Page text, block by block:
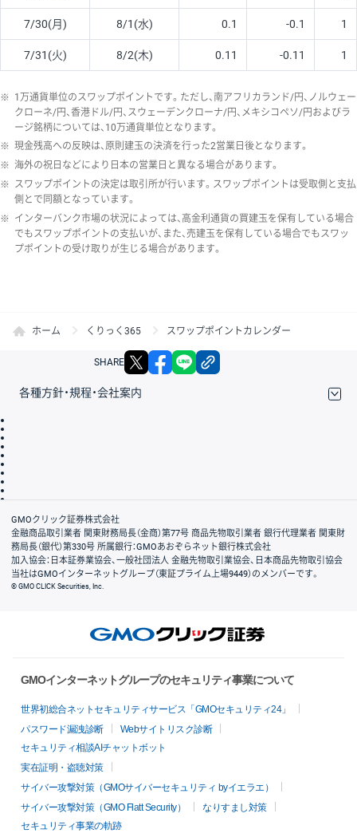
7/30(月) 8/1(水) 0.1 -0.1 1
7/31(火) 8/2(木) 0.11 -0.11 1
※ 1万通貨単位のスワップポイントです。ただし、南アフリカランド/円、ノルウェー
クローネ/円、香港ドル/円、スウェーデンクローナ/円、メキシコペソ/円およびラ
ージ銘柄については、10万通貨単位となります。
※ 現金残高への反映は、原則建玉の決済を行った2営業日後となります。
※ 海外の祝日などにより日本の営業日と異なる場合があります。
※ スワップポイントの決定は取引所が行います。スワップポイントは受取側と支払
側とで同額となっています。
※ インターバンク市場の状況によっては、高金利通貨の買建玉を保有している場合
でもスワップポイントの支払いが、また、売建玉を保有している場合でもスワッ
プポイントの受け取りが生じる場合があります。
ホーム くりっく365 スワップポイントカレンダー
SHARE X facebook
各種方針・規程・会社案内
会社案内
GMOクリック証券株式会社
金融商品取引業者 関東財務局長（金商）第77号 商品先物取引業者 銀行代理業者 関東財
務局長（銀代）第330号 所属銀行：GMOあおぞらネット銀行株式会社
加入協会：日本証券業協会、一般社団法人 金融先物取引業協会、日本商品先物取引協会
当社はGMOインターネットグループ（東証プライム上場9449）のメンバーです。
© GMO CLICK Securities, Inc.
GMOインターネットグループのセキュリティ事業について
世界初総合ネットセキュリティサービス「GMOセキュリティ24」
パスワード漏洩診断
Webサイトリスク診断
セキュリティ相談AIチャットボット
実在証明・盗聴対策
サイバー攻撃対策（GMOサイバーセキュリティ byイエラエ）
サイバー攻撃対策（GMO Flatt Security）
なりすまし対策
セキュリティ事業の軌跡